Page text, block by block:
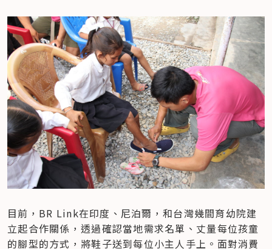
目前，BR Link在印度、尼泊爾，和台灣幾間育幼院建
立起合作關係，透過確認當地需求名單、丈量每位孩童
的腳型的方式，將鞋子送到每位小主人手上。面對消費